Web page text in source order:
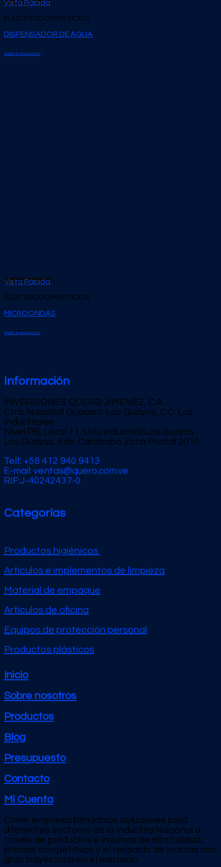
Vista Rápida
ELECTRODOMÉSTICOS
DISPENSADOR DE AGUA
Añadir al presupuesto
Vista Rápida
ELECTRODOMÉSTICOS
MICROONDAS
Añadir al presupuesto
Información
INVERSIONES QUERO JIMENEZ, C.A.
Ctra. Nacional Guacara-Los Guayos, C.C. Los
Industriales
Nivel PB, Local 11, Urb. Industrial Los Guayos
Los Guayos, Edo. Carabobo Zona Postal 2010
Telf: +58 412 940 9413
E-mail: ventas@quero.com.ve
RIF:J-40242437-0
Categorías
Productos higiénicos
Artículos e implementos de limpieza
Material de empaque
Artículos de oficina
Equipos de protección personal
Productos plásticos
Inicio
Sobre nosotros
Productos
Blog
Presupuesto
Contacto
Mi Cuenta
Como empresa brindamos soluciones para
diferentes sectores de la Industria Nacional a
través de productos e insumos de alta calidad,
precios competitivos y el respaldo de marcas con
gran trayectoria en el mercado.